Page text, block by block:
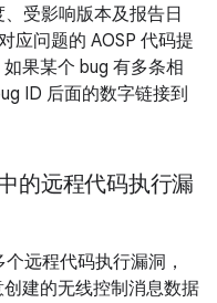
受影响版本及报告日
应问题的 AOSP 代码提
果某个 bug 有多条相
ID 后面的数字链接到
的远程代码执行漏
远程代码执行漏洞，
建的无线控制消息数据